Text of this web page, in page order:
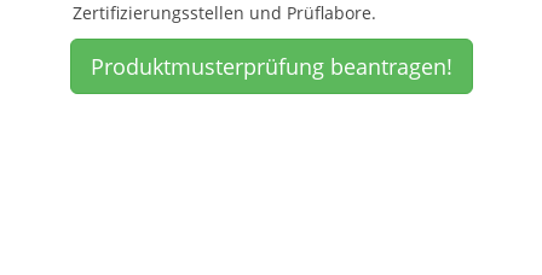
Zertifizierungsstellen und Prüflabore.
Produktmusterprüfung beantragen!